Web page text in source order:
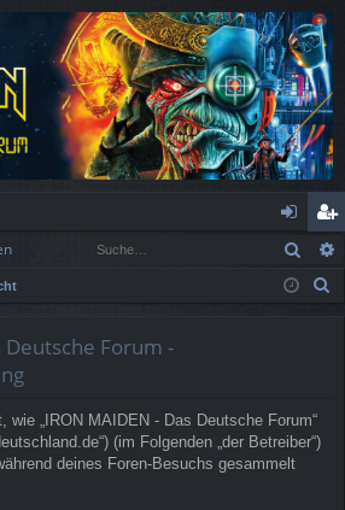
n
m
eg
ist
Deutsche Forum -
wie „IRON MAIDEN - Das Deutsche Forum“
(im Folgenden „der Betreiber“)
deines Foren-Besuchs gesammelt